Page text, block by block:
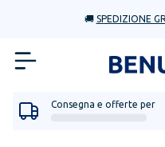
🚚 SPEDIZIONE
Consegna e offerte per